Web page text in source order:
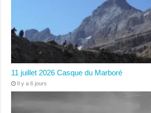
11 juillet 2026 Casque du Marboré
Il y a 6 jours